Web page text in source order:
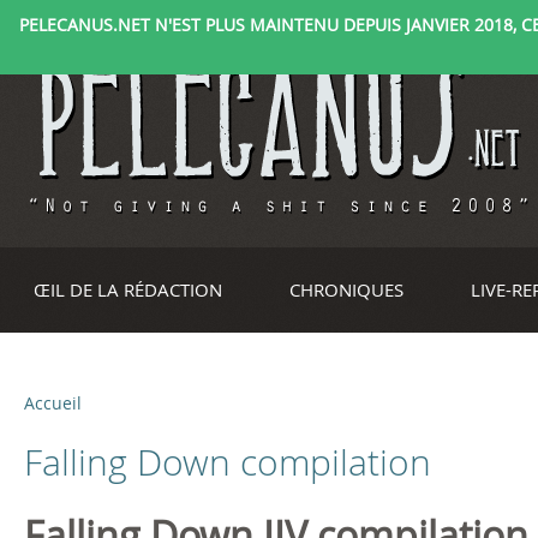
PELECANUS.NET N'EST PLUS MAINTENU DEPUIS JANVIER 2018,
ŒIL DE LA RÉDACTION CHRONIQUES LIVE-
V
o
u
Accueil
Falling Down compilation